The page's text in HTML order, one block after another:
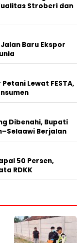
Stroberi dan
Baru Ekspor
Lewat FESTA,
Dibenahi, Bupati
Berjalan
50 Persen,
RDKK